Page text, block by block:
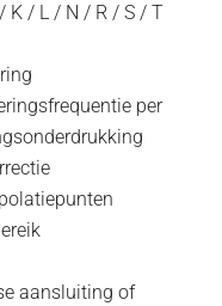
K / L / N / R / S / T
per
aansluiting of